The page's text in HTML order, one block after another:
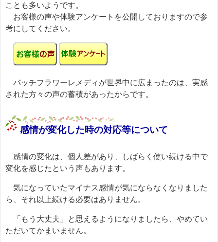
ことも多いようです。
お客様の声や体験アンケートを公開しておりますので参
考にしてください。
バッチフラワーレメディが世界中に広まったのは、実感
された方々の声の蓄積があったからです。
感情が変化した時の対応等について
感情の変化は、個人差があり、しばらく使い続ける中で
変化を感じたという声もあります。
気になっていたマイナス感情が気にならなくなりました
ら、それ以上続ける必要はありません。
「もう大丈夫」と思えるようになりましたら、やめてい
ただいてかまいません。